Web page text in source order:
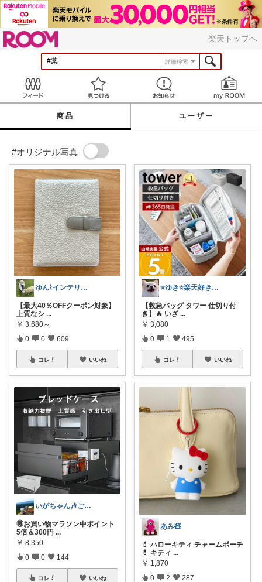
楽天トップへ
詳細検索
見つける お知らせ
商品 ユーザー
#オリジナル写真
ゆん⌇インテリアと生活雑貨がメイン🧸
【最大40％OFFクーポン対象】
上質なシ ...
￥ 3,680～
0 0 609
コレ いいね
いがちゃん🎶ご購入感謝です🎶
🉐お買い物マラソン中ポイント
5倍＆300円 ...
￥ 8,350
0 0 144
コレ いいね
⭐️ゆき⭐️楽天好き主婦🎵
【救急バッグ タワー 仕切り付
き】🔥 いざ ...
￥ 3,080
0 1 495
コレ いいね
あみ🧸
💄 ハローキティ チャームポーチ
💊 キティ ...
￥ 1,870
0 2 287